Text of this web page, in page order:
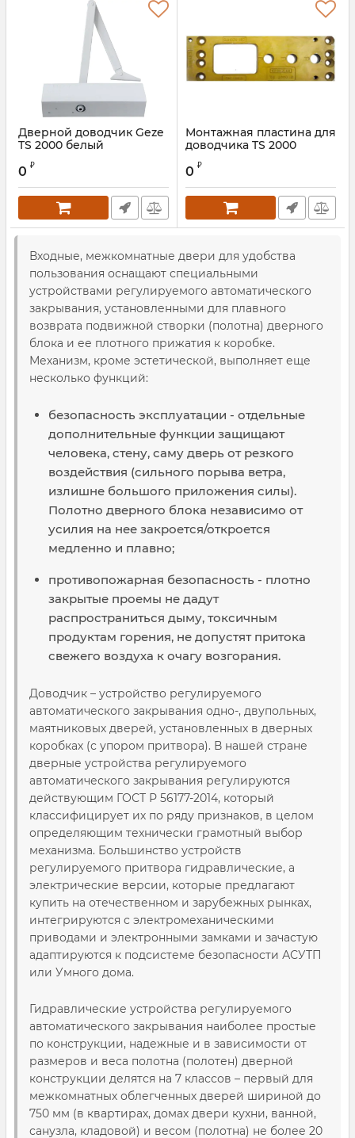
Дверной доводчик Geze
TS 2000 белый
0 ₽
Монтажная пластина для
доводчика TS 2000
0 ₽
Входные, межкомнатные двери для удобства
пользования оснащают специальными
устройствами регулируемого автоматического
закрывания, установленными для плавного
возврата подвижной створки (полотна) дверного
блока и ее плотного прижатия к коробке.
Механизм, кроме эстетической, выполняет еще
несколько функций:
безопасность эксплуатации - отдельные
дополнительные функции защищают
человека, стену, саму дверь от резкого
воздействия (сильного порыва ветра,
излишне большого приложения силы).
Полотно дверного блока независимо от
усилия на нее закроется/откроется
медленно и плавно;
противопожарная безопасность - плотно
закрытые проемы не дадут
распространиться дыму, токсичным
продуктам горения, не допустят притока
свежего воздуха к очагу возгорания.
Доводчик – устройство регулируемого
автоматического закрывания одно-, двупольных,
маятниковых дверей, установленных в дверных
коробках (с упором притвора). В нашей стране
дверные устройства регулируемого
автоматического закрывания регулируются
действующим ГОСТ Р 56177-2014, который
классифицирует их по ряду признаков, в целом
определяющим технически грамотный выбор
механизма. Большинство устройств
регулируемого притвора гидравлические, а
электрические версии, которые предлагают
купить на отечественном и зарубежных рынках,
интегрируются с электромеханическими
приводами и электронными замками и зачастую
адаптируются к подсистеме безопасности АСУТП
или Умного дома.
Гидравлические устройства регулируемого
автоматического закрывания наиболее простые
по конструкции, надежные и в зависимости от
размеров и веса полотна (полотен) дверной
конструкции делятся на 7 классов – первый для
межкомнатных облегченных дверей шириной до
750 мм (в квартирах, домах двери кухни, ванной,
санузла, кладовой) и весом (полотна) не более 20